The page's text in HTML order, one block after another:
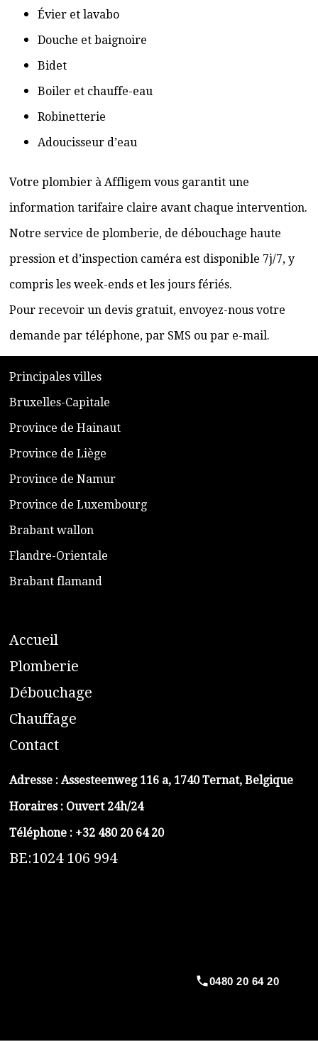
Évier et lavabo
Douche et baignoire
Bidet
Boiler et chauffe-eau
Robinetterie
Adoucisseur d’eau
Votre plombier à Affligem vous garantit une
information tarifaire claire avant chaque intervention.
Notre service de plomberie, de débouchage haute
pression et d’inspection caméra est disponible 7j/7, y
compris les week-ends et les jours fériés.
Pour recevoir un devis gratuit, envoyez-nous votre
demande par téléphone, par SMS ou par e-mail.
​Principales villes
​Bruxelles-Capitale
​Province de Hainaut
Province de Liège
​Province de Namur
​Province de Luxembourg
​Brabant wallon
​Flandre-Orientale
​Brabant flamand
Accueil
​Plomberie
Débouchage
Chauffage
Contact
Adresse : Assesteenweg 116 a, 1740 Ternat, Belgique
Horaires : Ouvert 24h/24
Téléphone : +32 480 20 64 20
BE:1024 106 994
0480 20 64 20